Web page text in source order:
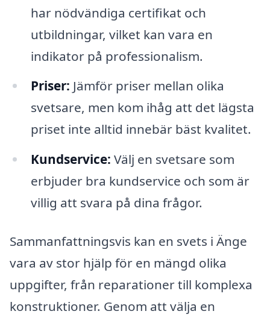
har nödvändiga certifikat och
utbildningar, vilket kan vara en
indikator på professionalism.
Priser: Jämför priser mellan olika
svetsare, men kom ihåg att det lägsta
priset inte alltid innebär bäst kvalitet.
Kundservice: Välj en svetsare som
erbjuder bra kundservice och som är
villig att svara på dina frågor.
Sammanfattningsvis kan en svets i Änge
vara av stor hjälp för en mängd olika
uppgifter, från reparationer till komplexa
konstruktioner. Genom att välja en